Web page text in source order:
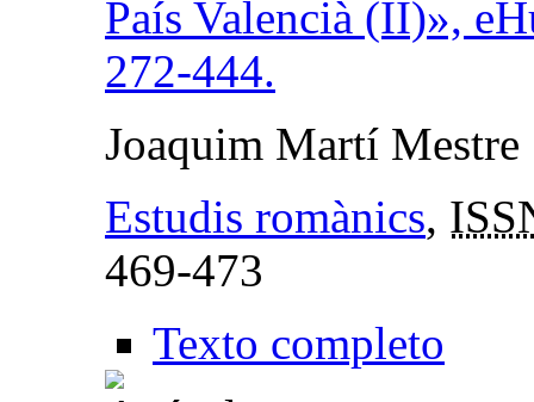
País Valencià (II)»,
272-444.
Joaquim Martí Mestre
Estudis romànics,
469-473
Texto completo